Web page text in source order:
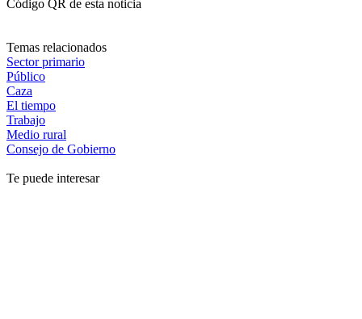
Código QR de esta noticia
Temas relacionados
Sector primario
Público
Caza
El tiempo
Trabajo
Medio rural
Consejo de Gobierno
Te puede interesar